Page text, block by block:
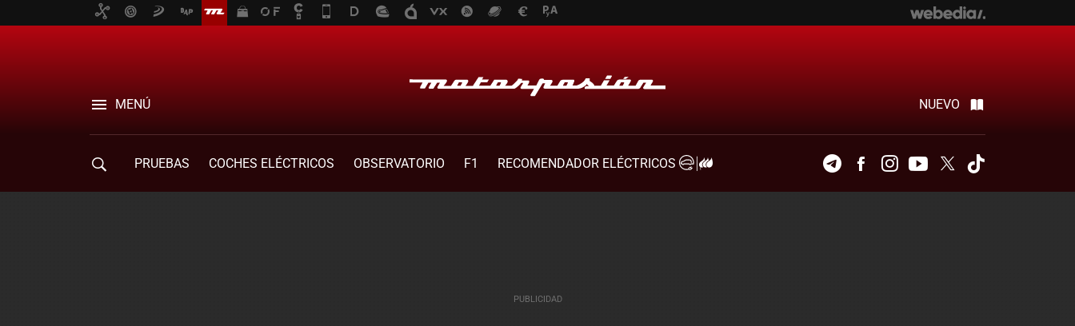
MENÚ NUEVO
PRUEBAS COCHES ELÉCTRICOS OBSERVATORIO F1
RECOMENDADOR ELÉCTRICOS
TelegramFacebookInstagramYoutubeTwitter